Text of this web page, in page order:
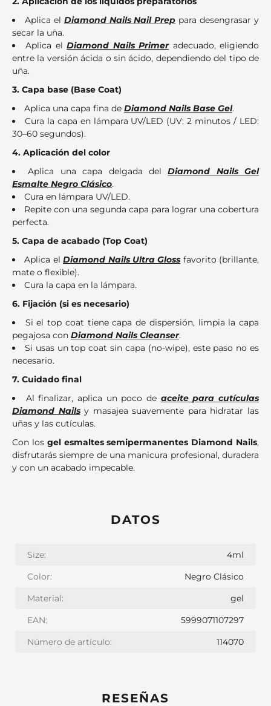
Aplica el Diamond Nails Nail Prep para desengrasar y
secar la uña.
Aplica elDiamond Nails Primeradecuado, eligiendo
entre la versión ácida o sin ácido, dependiendo del tipo de
uña.
3. Capa base (Base Coat)
Aplica una capa fina de Diamond Nails Base Gel.
Cura la capa en lámpara UV/LED (UV: 2 minutos / LED:
30–60 segundos).
4. Aplicación del color
Aplica una capa delgada delDiamond Nails Gel
Esmalte Negro Clásico.
Cura en lámpara UV/LED.
Repite con una segunda capa para lograr una cobertura
perfecta.
5. Capa de acabado (Top Coat)
Aplica elDiamond Nails Ultra Gloss favorito (brillante,
mate o flexible).
Cura la capa en la lámpara.
6. Fijación (si es necesario)
Si el top coat tiene capa de dispersión, limpia la capa
pegajosa con Diamond Nails Cleanser.
Si usas un top coat sin capa (no-wipe), este paso no es
necesario.
7. Cuidado final
Al finalizar, aplica un poco de aceite para cutículas
Diamond Nailsy masajea suavemente para hidratar las
uñas y las cutículas.
Con los gel esmaltes semipermanentes Diamond Nails,
disfrutarás siempre de una manicura profesional, duradera
y con un acabado impecable.
DATOS
Size:
4ml
Color:
Negro Clásico
Material:
gel
EAN:
5999071107297
Número de artículo:
114070
RESEÑAS